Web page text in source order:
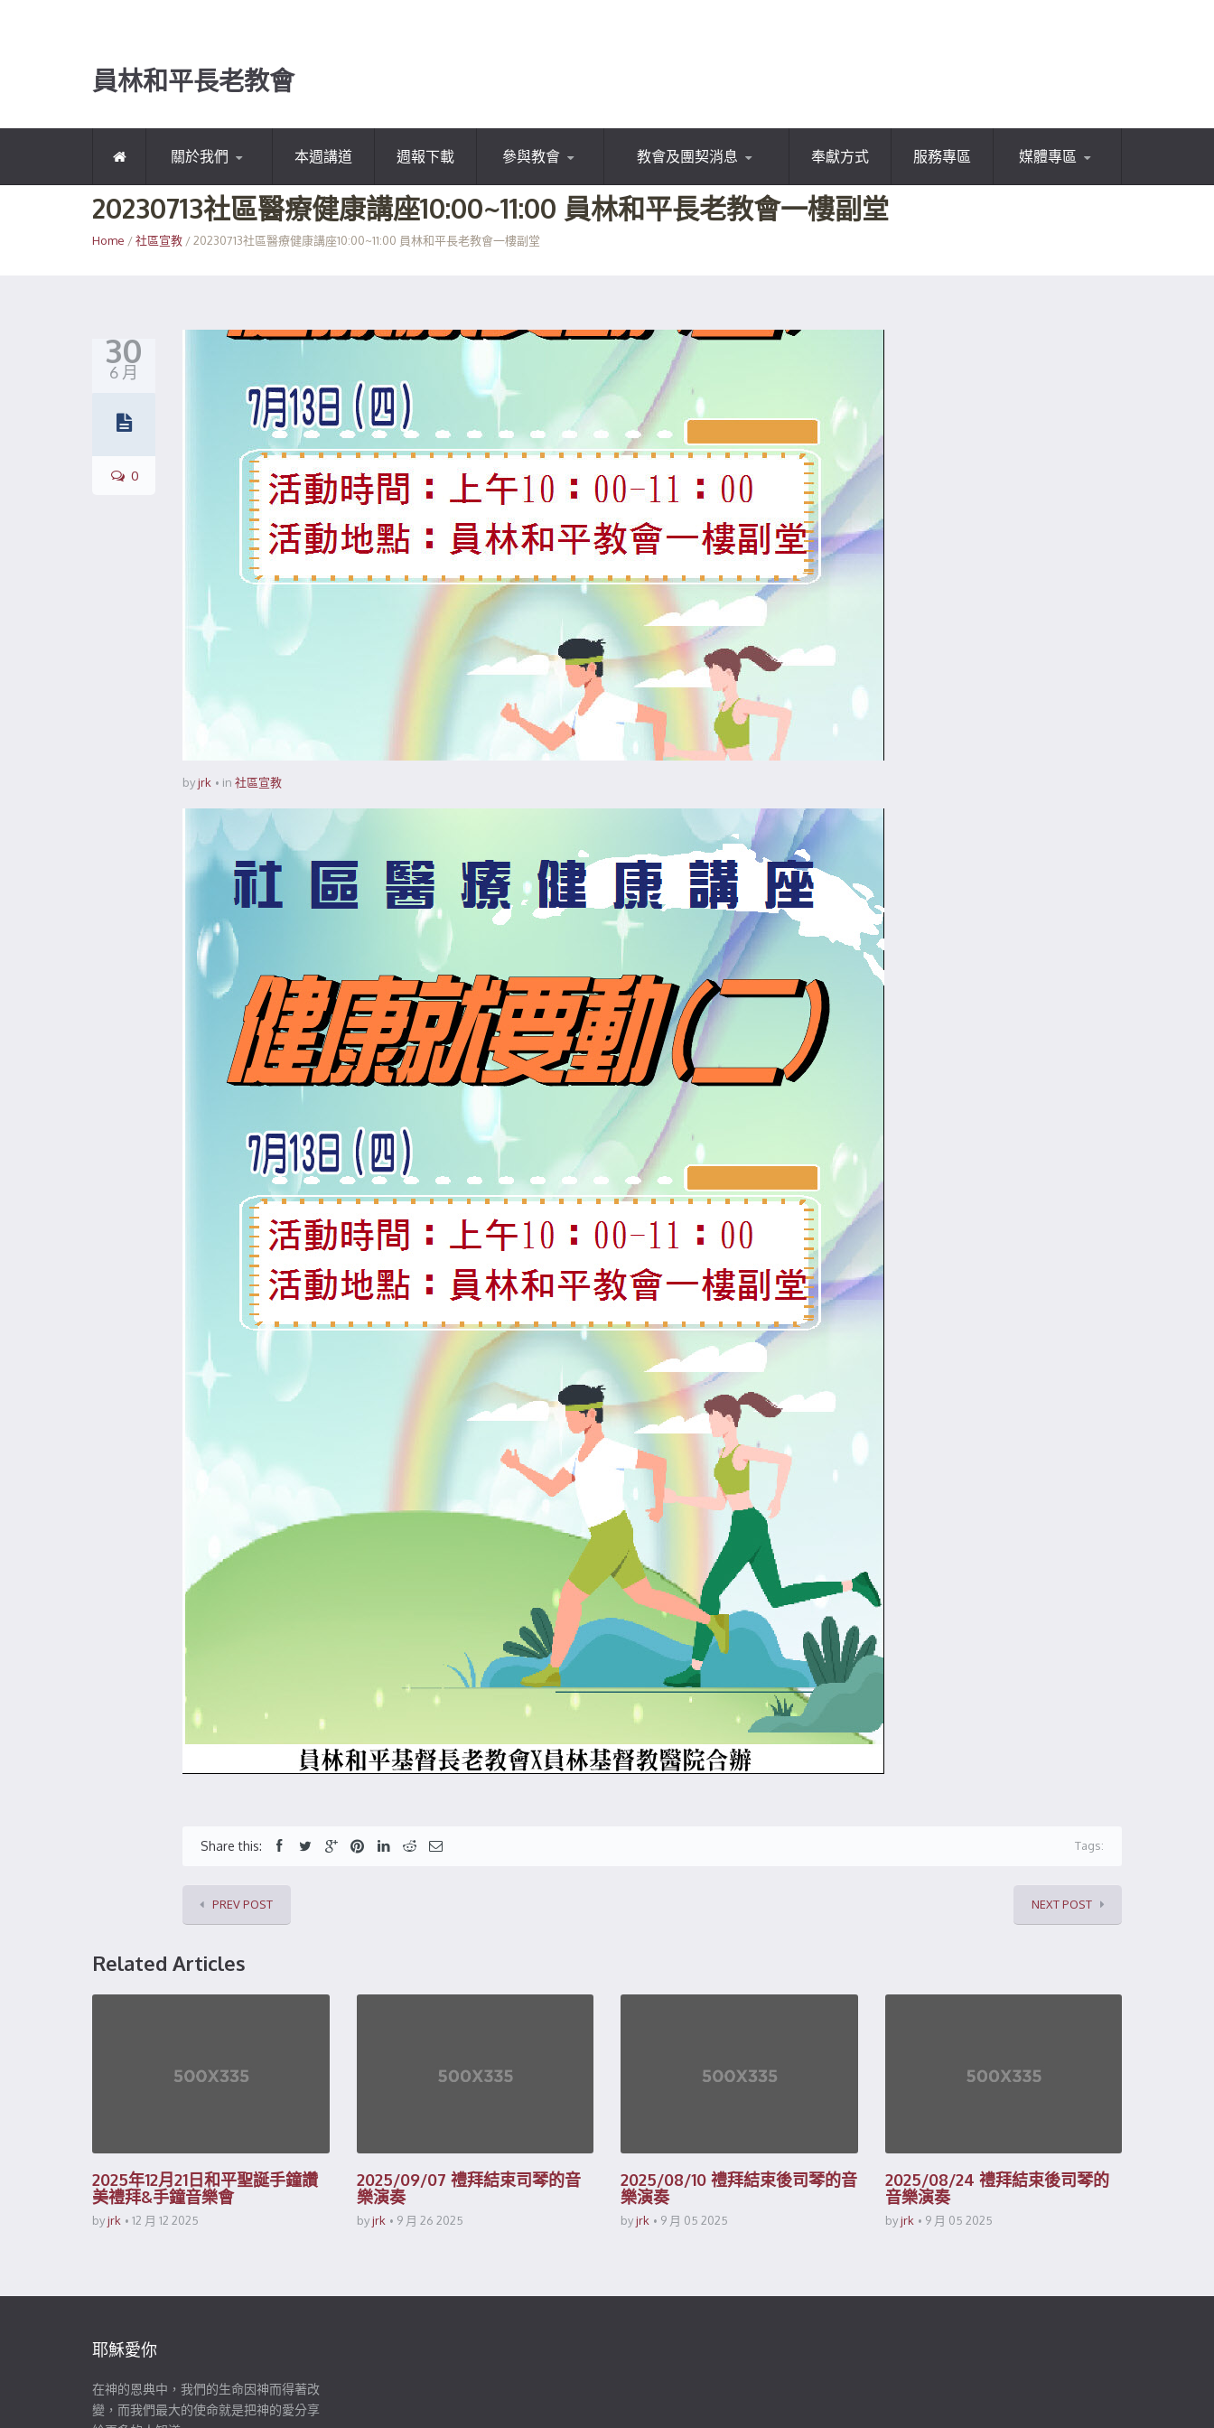
員林和平長老教會
關於我們 本週講道 週報下載 參與教會 教會及團契消息 奉獻方式 服務專區 媒體專區
20230713社區醫療健康講座10:00~11:00 員林和平長老教會一樓副堂
Home /社區宣教 / 20230713社區醫療健康講座10:00~11:00 員林和平長老教會一樓副堂
30
6 月
0
byjrk in 社區宣教
Share this: Tags:
PREV POST NEXT POST
Related Articles
2025年12月21日和平聖誕手鐘讚
美禮拜&手鐘音樂會
byjrk 12 月 12 2025
2025/09/07 禮拜結束司琴的音
樂演奏
byjrk 9 月 26 2025
2025/08/10 禮拜結束後司琴的音
樂演奏
byjrk 9 月 05 2025
2025/08/24 禮拜結束後司琴的
音樂演奏
byjrk 9 月 05 2025
耶穌愛你
在神的恩典中，我們的生命因神而得著改
變，而我們最大的使命就是把神的愛分享